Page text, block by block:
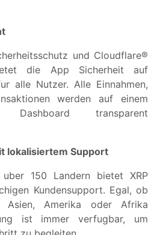
und Cloudflare®
die App Sicherheit auf
alle Nutzer. Alle Einnahmen,
werden auf einem
Dashboard transparent
lokalisiertem Support
150 Landern bietet XRP
Kundensupport. Egal, ob
Amerika oder Afrika
ist immer verfugbar, um